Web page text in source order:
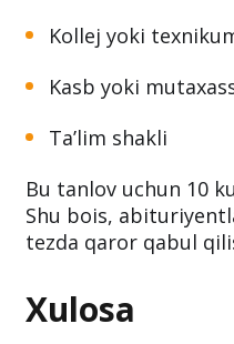
Kollej yoki
Kasb yoki
Ta’lim shakli
Bu tanlov uchun 10
Shu bois,
tezda qaror qabul
Xulosa